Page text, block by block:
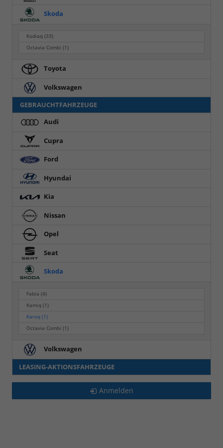
Skoda
Kodiaq(33)
Octavia Combi(1)
Toyota
Volkswagen
GEBRAUCHTFAHRZEUGE
Audi
Cupra
Ford
Hyundai
Kia
Nissan
Opel
Seat
Skoda
Fabia(4)
Kamiq(1)
Karoq(1)
Octavia Combi(1)
Volkswagen
LEASING-AKTIONSFAHRZEUGE
Anmelden